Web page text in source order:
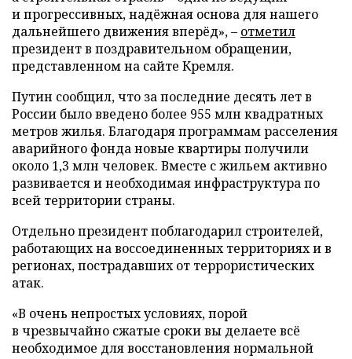
и прогрессивных, надёжная основа для нашего
дальнейшего движения вперёд», – отметил
президент в поздравительном обращении,
представленном на сайте Кремля.
Путин сообщил, что за последние десять лет в
России было введено более 955 млн квадратных
метров жилья. Благодаря программам расселения
аварийного фонда новые квартиры получили
около 1,3 млн человек. Вместе с жильем активно
развивается и необходимая инфраструктура по
всей территории страны.
Отдельно президент поблагодарил строителей,
работающих на воссоединенных территориях и в
регионах, пострадавших от террористических
атак.
«В очень непростых условиях, порой
в чрезвычайно сжатые сроки вы делаете всё
необходимое для восстановления нормальной